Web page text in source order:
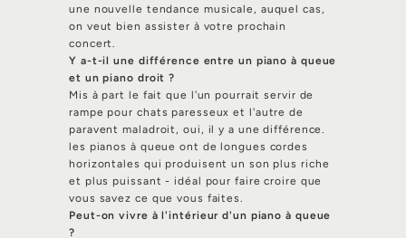
une nouvelle tendance musicale, auquel cas,
on veut bien assister à votre prochain
concert.
Y a-t-il une différence entre un piano à queue
et un piano droit ?
Mis à part le fait que l'un pourrait servir de
rampe pour chats paresseux et l'autre de
paravent maladroit, oui, il y a une différence.
les pianos à queue ont de longues cordes
horizontales qui produisent un son plus riche
et plus puissant - idéal pour faire croire que
vous savez ce que vous faites.
Peut-on vivre à l'intérieur d'un piano à queue
?